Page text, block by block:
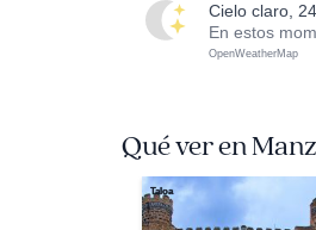
cielo claro,
En estos
OpenWeatherMap
Qué ver en
Taloa